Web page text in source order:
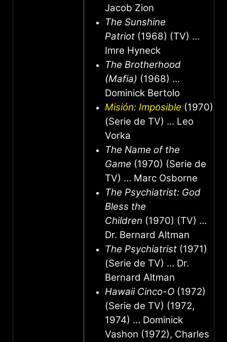
Jacob Zion
The Sunshine
Patriot (1968) (TV) …
Imre Hyneck
The Brotherhood
(Mafia) (1968) …
Dominick Bertolo
Misión: Imposible (1970)
(Serie de TV) … Leo
Vorka
The Name of the
Game (1970) (Serie de
TV) … Marc Osborne
The Psychiatrist: God
Bless the
Children (1970) (TV) …
Dr. Bernard Altman
The Psychiatrist (1971)
(Serie de TV) … Dr.
Bernard Altman
Hawaii Cinco-O (1972)
(Serie de TV) (1972,
1974) … Dominick
Vashon (1972), Charles